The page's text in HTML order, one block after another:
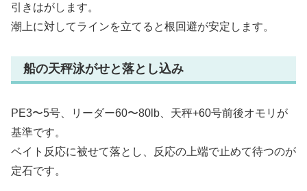
引きはがします。
潮上に対してラインを立てると根回避が安定します。
船の天秤泳がせと落とし込み
PE3〜5号、リーダー60〜80lb、天秤+60号前後オモリが
基準です。
ベイト反応に被せて落とし、反応の上端で止めて待つのが
定石です。